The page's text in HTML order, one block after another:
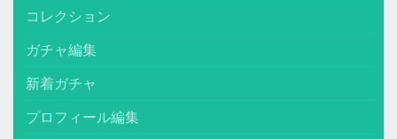
コレクション
ガチャ編集
新着ガチャ
プロフィール編集